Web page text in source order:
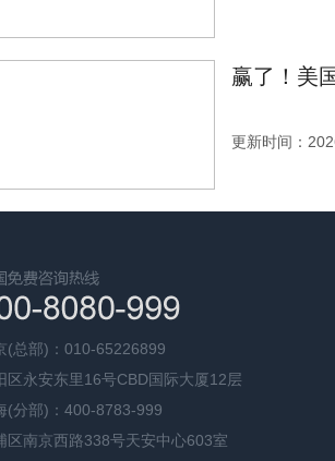
赢了！美
更新时间：
(总部)：010-65226899
区永安东里16号CBD国际大厦12层
(分部)：400-8783-999
区南京西路338号天安中心603室